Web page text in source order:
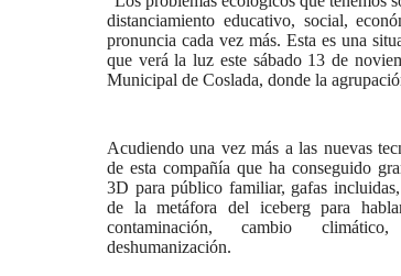
distanciamiento educativo, social,
pronuncia cada vez más. Esta es una
que verá la luz este sábado 13 de
Municipal de Coslada, donde la
Acudiendo una vez más a las nuevas
de esta compañía que ha conseguido
3D para público familiar, gafas
de la metáfora del iceberg para
contaminación, cambio
deshumanización.